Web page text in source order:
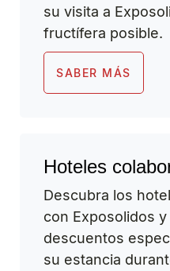
su visita a
fructífera posible.
SABER MÁS
Hoteles
Descubra los
con Exposolidos
descuentos
su estancia